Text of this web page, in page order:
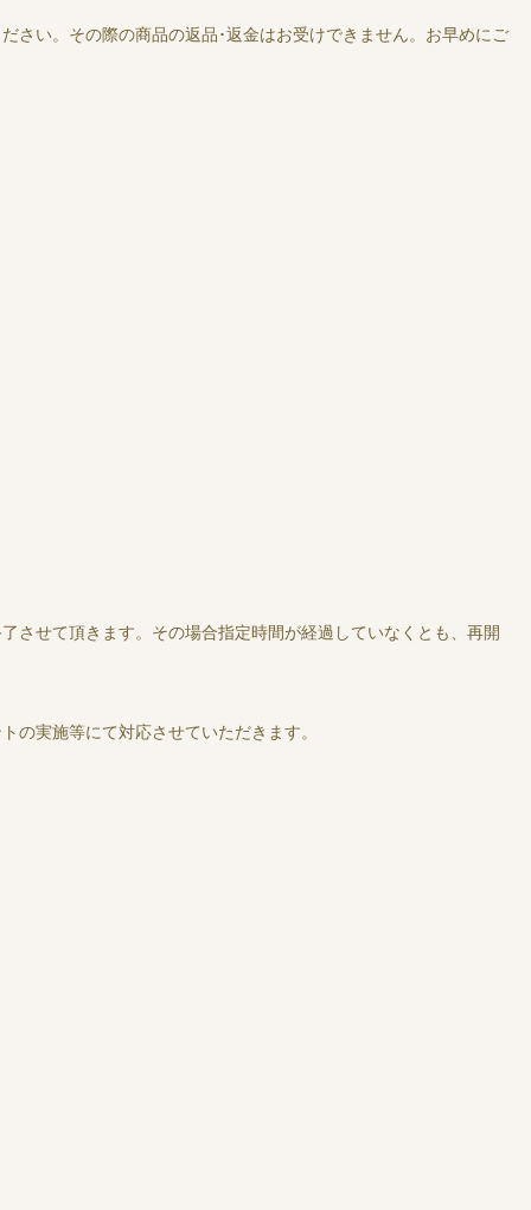
さい。その際の商品の返品･返金はお受けできません。お早めにご
させて頂きます。その場合指定時間が経過していなくとも、再開
の実施等にて対応させていただきます。